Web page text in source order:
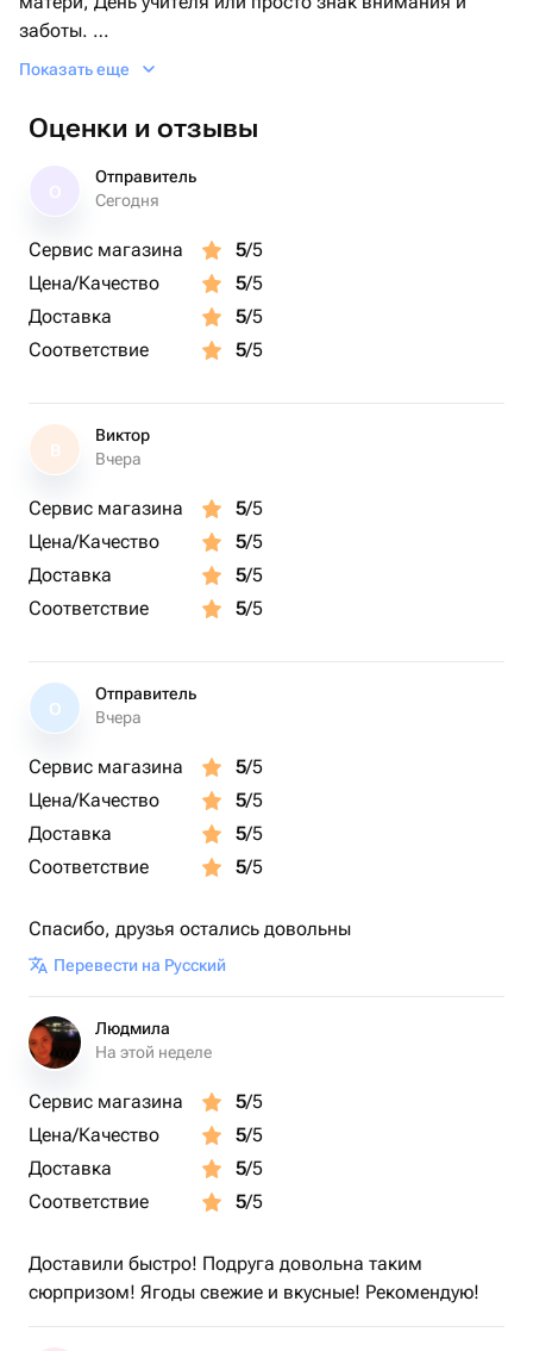
заботы.
инструкцией по хранению.
Коробочка с клубникой в шоколаде станет отличным
подарком для бабушки, мамы, любимой женщины,
Показать еще
Оценки и отзывы
Отправитель
Сегодня
Сервис магазина 5/5
Цена/Качество
5/5
Доставка
5/5
Соответствие
5/5
В
Виктор
Вчера
Сервис магазина 5/5
Цена/Качество
5/5
Доставка
5/5
Соответствие
5/5
О
Отправитель
Вчера
Сервис магазина 5/5
Цена/Качество
5/5
Доставка
5/5
Соответствие
5/5
Спасибо, друзья остались довольны
Перевести на Русский
Людмила
На этой неделе
Сервис магазина 5/5
Цена/Качество
5/5
Доставка
5/5
Соответствие
5/5
Доставили быстро! Подруга довольна таким
сюрпризом! Ягоды свежие и вкусные! Рекомендую!